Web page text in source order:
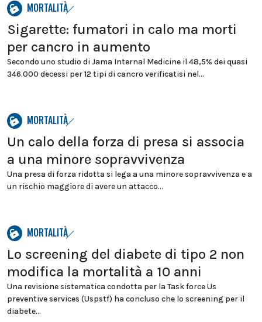
MORTALITÀ
Sigarette: fumatori in calo ma morti
per cancro in aumento
Secondo uno studio di Jama Internal Medicine il 48,5% dei quasi
346.000 decessi per 12 tipi di cancro verificatisi nel...
MORTALITÀ
Un calo della forza di presa si associa
a una minore sopravvivenza
Una presa di forza ridotta si lega a una minore sopravvivenza e a
un rischio maggiore di avere un attacco...
MORTALITÀ
Lo screening del diabete di tipo 2 non
modifica la mortalità a 10 anni
Una revisione sistematica condotta per la Task force Us
preventive services (Uspstf) ha concluso che lo screening per il
diabete...